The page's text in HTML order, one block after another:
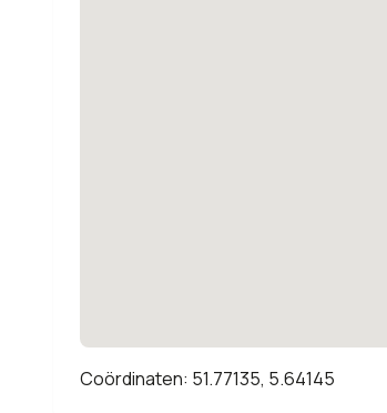
Coördinaten: 51.77135, 5.64145